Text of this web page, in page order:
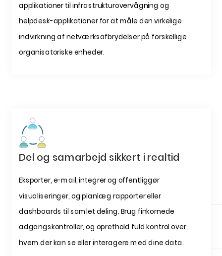
applikationer til infrastrukturovervågning og
helpdesk-applikationer for at måle den virkelige
indvirkning af netværksafbrydelser på forskellige
organisatoriske enheder.
Del og samarbejd sikkert i realtid
Eksporter, e-mail, integrer og offentliggør
visualiseringer, og planlæg rapporter eller
dashboards til samlet deling. Brug finkornede
adgangskontroller, og oprethold fuld kontrol over,
hvem der kan se eller interagere med dine data.